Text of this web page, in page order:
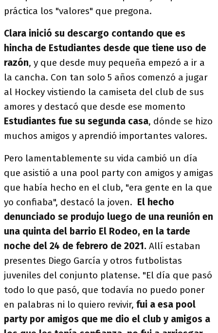
práctica los "valores" que pregona.
Clara inició su descargo contando que es
hincha de Estudiantes desde que tiene uso de
razón, y que desde muy pequeña empezó a ir a
la cancha. Con tan solo 5 años comenzó a jugar
al Hockey vistiendo la camiseta del club de sus
amores y destacó que desde ese momento
Estudiantes fue su segunda casa, dónde se hizo
muchos amigos y aprendió importantes valores.
Pero lamentablemente su vida cambió un día
que asistió a una pool party con amigos y amigas
que había hecho en el club, "era gente en la que
yo confiaba", destacó la joven. El hecho
denunciado se produjo luego de una reunión en
una quinta del barrio El Rodeo, en la tarde
noche del 24 de febrero de 2021. Allí estaban
presentes Diego García y otros futbolistas
juveniles del conjunto platense. "El día que pasó
todo lo que pasó, que todavía no puedo poner
en palabras ni lo quiero revivir, fui a esa pool
party por amigos que me dio el club y amigos a